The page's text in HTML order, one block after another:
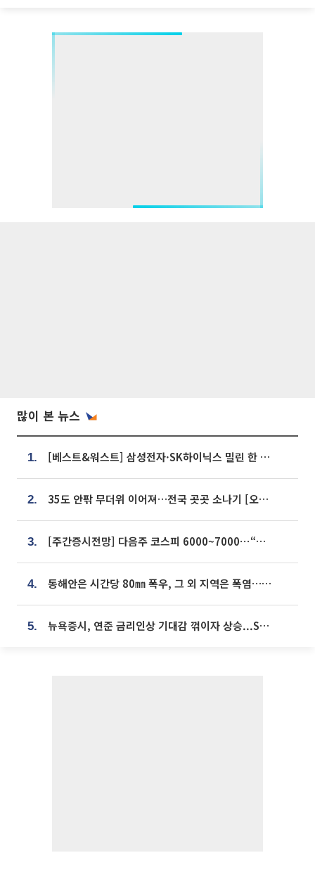
많이 본 뉴스
1. [베스트&워스트] 삼성전자·SK하이닉스 밀린 한 주…상상인증권은 85% 급등
2. 35도 안팎 무더위 이어져…전국 곳곳 소나기 [오늘 날씨]
3. [주간증시전망] 다음주 코스피 6000~7000⋯“外人 수급은 정책이 변수”
4. 동해안은 시간당 80㎜ 폭우, 그 외 지역은 폭염…‘극과 극 날씨’
5. 뉴욕증시, 연준 금리인상 기대감 꺾이자 상승...S&P500 사상 최고치 [종합]